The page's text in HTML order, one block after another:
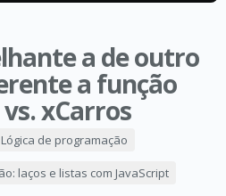
a de outro
a função
xCarros
Lógica de programação
laços e listas com JavaScript